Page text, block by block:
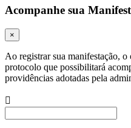
Acompanhe sua
×
Ao registrar sua manifestação,
protocolo que possibilitará
providências adotadas pela